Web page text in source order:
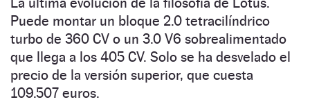
Puede montar un bloque 2.0 tetracilíndrico
turbo de 360 CV o un 3.0 V6 sobrealimentado
que llega a los 405 CV. Solo se ha desvelado el
precio de la versión superior, que cuesta
109.507 euros.